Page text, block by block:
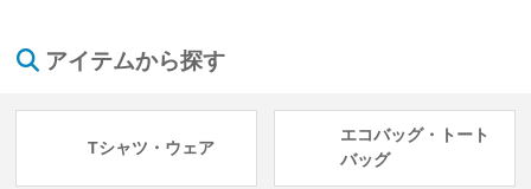
アイテムから探す
Tシャツ・ウェア
エコバッグ・トート
バッグ